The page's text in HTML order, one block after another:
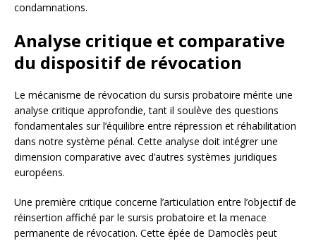
condamnations.
Analyse critique et comparative
du dispositif de révocation
Le mécanisme de révocation du sursis probatoire mérite une
analyse critique approfondie, tant il soulève des questions
fondamentales sur l’équilibre entre répression et réhabilitation
dans notre système pénal. Cette analyse doit intégrer une
dimension comparative avec d’autres systèmes juridiques
européens.
Une première critique concerne l’articulation entre l’objectif de
réinsertion affiché par le sursis probatoire et la menace
permanente de révocation. Cette épée de Damoclès peut